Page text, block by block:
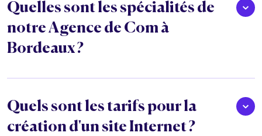
Quelles sont les spécialités de
notre Agence de Com à
Bordeaux ?
Quels sont les tarifs pour la
création d'un site Internet ?